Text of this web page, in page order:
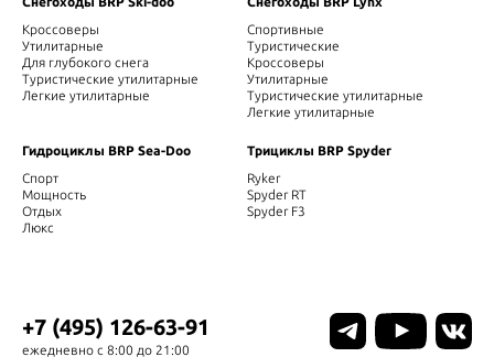
Кроссоверы
Утилитарные
Для глубокого снега
Туристические утилитарные
Легкие утилитарные
Спортивные
Туристические
Кроссоверы
Утилитарные
Туристические утилитарные
Легкие утилитарные
Гидроциклы BRP Sea-Doo
Спорт
Мощность
Отдых
Люкс
Трициклы BRP Spyder
Ryker
Spyder RT
Spyder F3
+7 (495) 126-63-91
ежедневно с 8:00 до 21:00